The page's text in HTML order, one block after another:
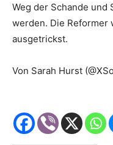
Weg der Schande
werden. Die Reformer
ausgetrickst.
Von Sarah Hurst